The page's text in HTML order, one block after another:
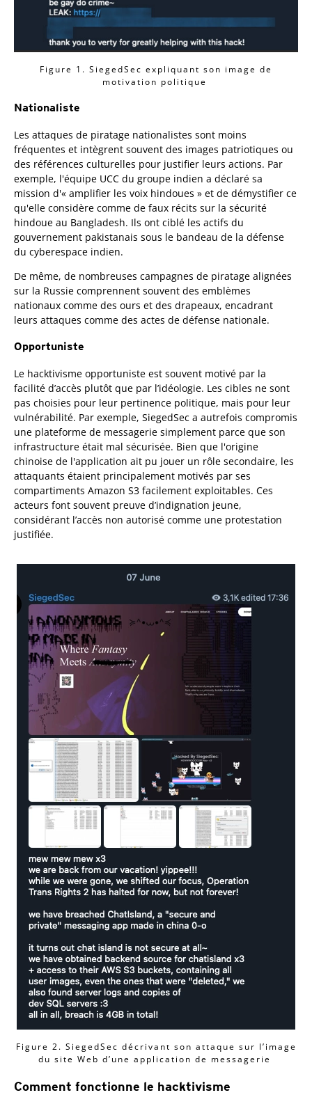
Figure 1. SiegedSec expliquant son image de
motivation politique
Nationaliste
Les attaques de piratage nationalistes sont moins
fréquentes et intègrent souvent des images patriotiques ou
des références culturelles pour justifier leurs actions. Par
exemple, l'équipe UCC du groupe indien a déclaré sa
mission d'« amplifier les voix hindoues » et de démystifier ce
qu'elle considère comme de faux récits sur la sécurité
hindoue au Bangladesh. Ils ont ciblé les actifs du
gouvernement pakistanais sous le bandeau de la défense
du cyberespace indien.
De même, de nombreuses campagnes de piratage alignées
sur la Russie comprennent souvent des emblèmes
nationaux comme des ours et des drapeaux, encadrant
leurs attaques comme des actes de défense nationale.
Opportuniste
Le hacktivisme opportuniste est souvent motivé par la
facilité d’accès plutôt que par l’idéologie. Les cibles ne sont
pas choisies pour leur pertinence politique, mais pour leur
vulnérabilité. Par exemple, SiegedSec a autrefois compromis
une plateforme de messagerie simplement parce que son
infrastructure était mal sécurisée. Bien que l'origine
chinoise de l'application ait pu jouer un rôle secondaire, les
attaquants étaient principalement motivés par ses
compartiments Amazon S3 facilement exploitables. Ces
acteurs font souvent preuve d’indignation jeune,
considérant l’accès non autorisé comme une protestation
justifiée.
Figure 2. SiegedSec décrivant son attaque sur l’image
du site Web d’une application de messagerie
Comment fonctionne le hacktivisme